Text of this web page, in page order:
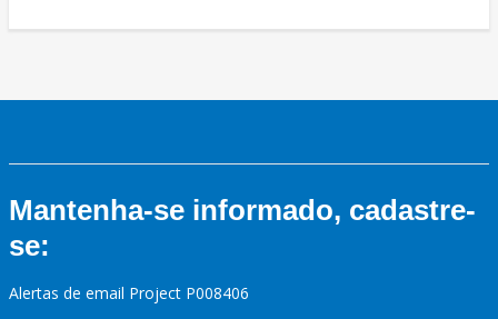
Mantenha-se informado, cadastre-
se:
Alertas de email Project P008406